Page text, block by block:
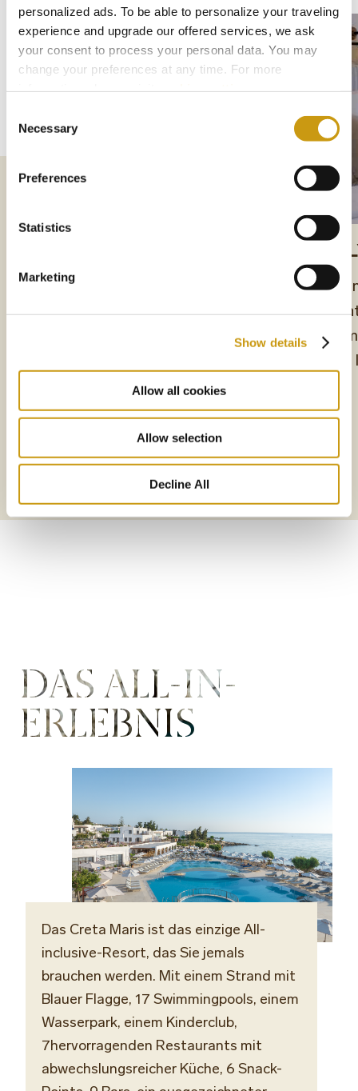
personalized ads. To be able to personalize your traveling
experience and upgrade our offered services, we ask
your consent to process your personal data. You may
change your preferences at any time. For more
Selection
Necessary
Preferences
Statistics
Marketing
Show details
Allow all cookies
Allow selection
Decline All
Entspannen Sie stilvoll in den Deluxe
Rooms des Creta Maris Resorts
die
DAS ALL-IN-
ERLEBNIS
Das Creta Maris ist das einzige All-
inclusive-Resort, das Sie jemals
brauchen werden. Mit einem Strand mit
Blauer Flagge, 17 Swimmingpools, einem
Wasserpark, einem Kinderclub,
7hervorragenden Restaurants mit
abwechslungsreicher Küche, 6 Snack-